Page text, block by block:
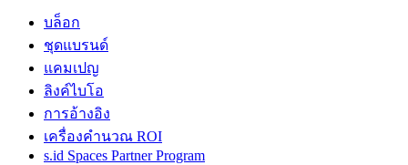
บล็อก
ชุดแบรนด์
แคมเปญ
ลิงค์ไบโอ
การอ้างอิง
เครื่องคำนวณ ROI
s.id Spaces Partner Program